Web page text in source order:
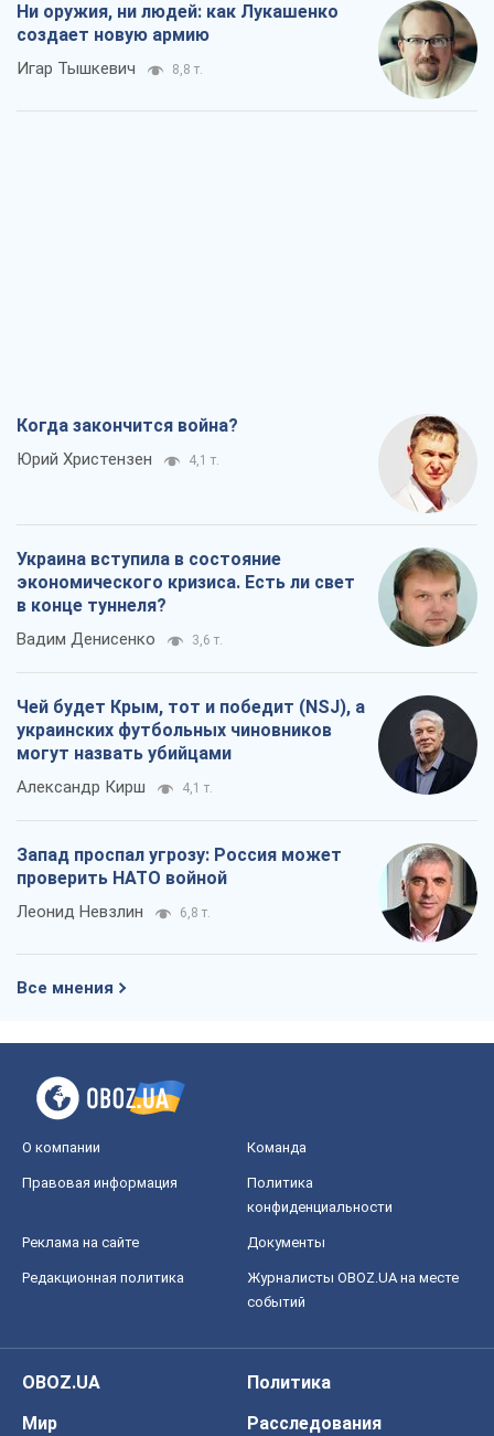
Ни оружия, ни людей: как Лукашенко
создает новую армию
Игар Тышкевич 8,8 т.
Когда закончится война?
Юрий Христензен 4,1 т.
Украина вступила в состояние
экономического кризиса. Есть ли свет
в конце туннеля?
Вадим Денисенко 3,6 т.
Чей будет Крым, тот и победит (NSJ), а
украинских футбольных чиновников
могут назвать убийцами
Александр Кирш 4,1 т.
Запад проспал угрозу: Россия может
проверить НАТО войной
Леонид Невзлин 6,8 т.
Все мнения
О компании Команда
Правовая информация
Политика
конфиденциальности
Реклама на сайте Документы
Редакционная политика
Журналисты OBOZ.UA на месте
событий
OBOZ.UA
Политика
Мир
Расследования